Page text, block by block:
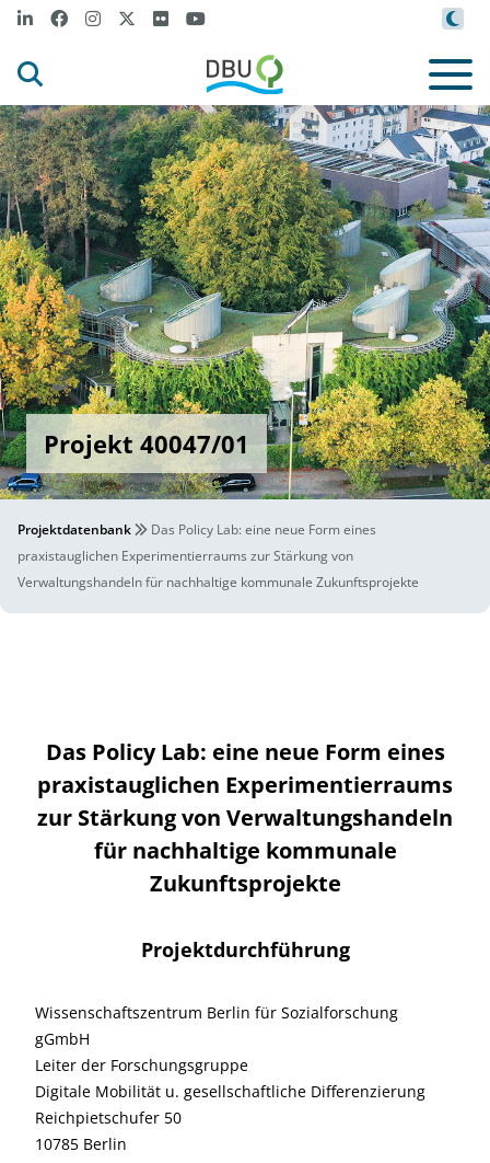
Projekt 40047/01
Projektdatenbank
Das Policy Lab: eine neue Form eines
praxistauglichen Experimentierraums zur Stärkung von
Verwaltungshandeln für nachhaltige kommunale Zukunftsprojekte
Das Policy Lab: eine neue Form eines
praxistauglichen Experimentierraums
zur Stärkung von Verwaltungshandeln
für nachhaltige kommunale
Zukunftsprojekte
Projektdurchführung
Wissenschaftszentrum Berlin für Sozialforschung
gGmbH
Leiter der Forschungsgruppe
Digitale Mobilität u. gesellschaftliche Differenzierung
Reichpietschufer 50
10785 Berlin